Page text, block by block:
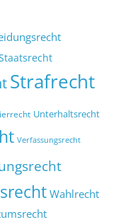
Strafrecht
Unterhaltsrecht
Verfassungsrecht
Wahlrecht